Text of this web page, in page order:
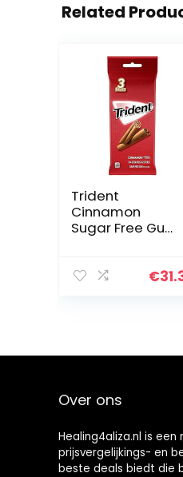
Related
Trident
Cinnamon
Sugar Free Gum
€
Over ons
Healing4aliza.nl is
prijsvergelijkings- en
beste deals biedt die